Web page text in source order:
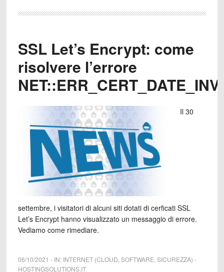
SSL Let’s Encrypt: come
risolvere l’errore
Il 30
settembre, i visitatori di alcuni siti dotati di cerficati SSL
Let’s Encrypt hanno visualizzato un messaggio di errore.
Vediamo come rimediare.
06/10/2021 - IN: INTERNET (CLOUD, SOFTWARE, SICUREZZA) -
HOSTINGSOLUTIONS.IT